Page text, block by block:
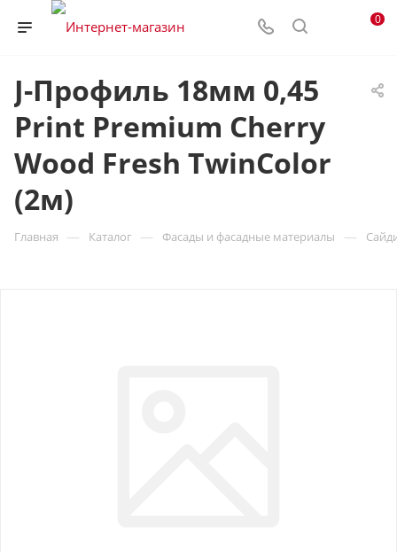
0
J-Профиль 18мм 0,45
Print Premium Cherry
Wood Fresh TwinColor
(2м)
Главная — Каталог — Фасады и фасадные материалы —